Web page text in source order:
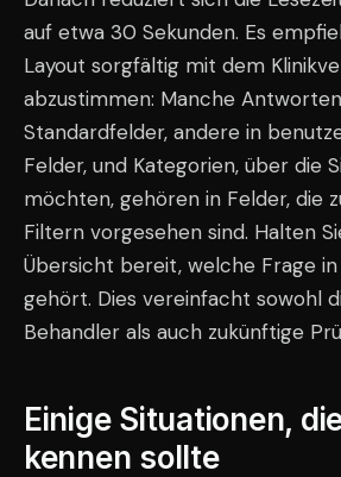
auf etwa 30 Sekunden. Es
Layout sorgfältig mit dem
abzustimmen: Manche
Standardfelder, andere in
Felder, und Kategorien, über die
möchten, gehören in Felder, die
Filtern vorgesehen sind. Halten
Übersicht bereit, welche Frage
gehört. Dies vereinfacht sowohl
Behandler als auch zukünftige
Einige Situationen,
kennen sollte